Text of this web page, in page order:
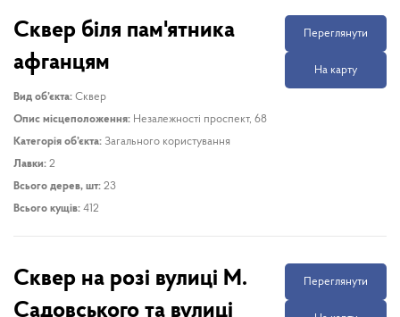
Сквер біля пам'ятника
афганцям
Вид об’єкта: Сквер
Опис місцеположення: Незалежності проспект, 68
Категорія об’єкта: Загального користування
Лавки: 2
Всього дерев, шт: 23
Всього кущів: 412
Переглянути
На карту
Сквер на розі вулиці М.
Садовського та вулиці
Переглянути